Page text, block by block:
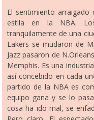
El sentimiento
estila en la NBA. Los
tranquilamente de una
Lakers se mudaron de
Jazz pasaron de
Memphis. Es una
así concebido en cada
partido de la NBA es
equipo gana y se lo
cosa ha ido mal, se